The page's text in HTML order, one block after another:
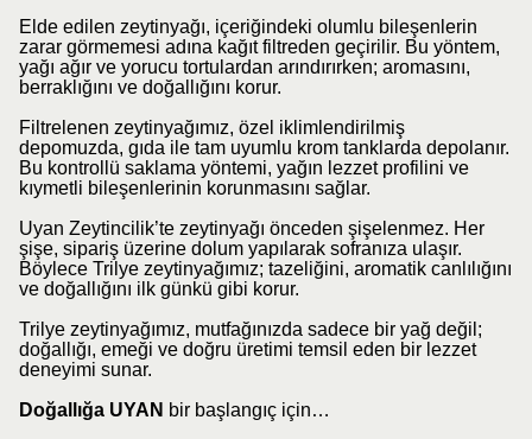
Elde edilen zeytinyağı, içeriğindeki olumlu bileşenlerin
zarar görmemesi adına kağıt filtreden geçirilir. Bu yöntem,
yağı ağır ve yorucu tortulardan arındırırken; aromasını,
berraklığını ve doğallığını korur.
Filtrelenen zeytinyağımız, özel iklimlendirilmiş
depomuzda, gıda ile tam uyumlu krom tanklarda depolanır.
Bu kontrollü saklama yöntemi, yağın lezzet profilini ve
kıymetli bileşenlerinin korunmasını sağlar.
Uyan Zeytincilik’te zeytinyağı önceden şişelenmez. Her
şişe, sipariş üzerine dolum yapılarak sofranıza ulaşır.
Böylece Trilye zeytinyağımız; tazeliğini, aromatik canlılığını
ve doğallığını ilk günkü gibi korur.
Trilye zeytinyağımız, mutfağınızda sadece bir yağ değil;
doğallığı, emeği ve doğru üretimi temsil eden bir lezzet
deneyimi sunar.
Doğallığa UYAN bir başlangıç için…